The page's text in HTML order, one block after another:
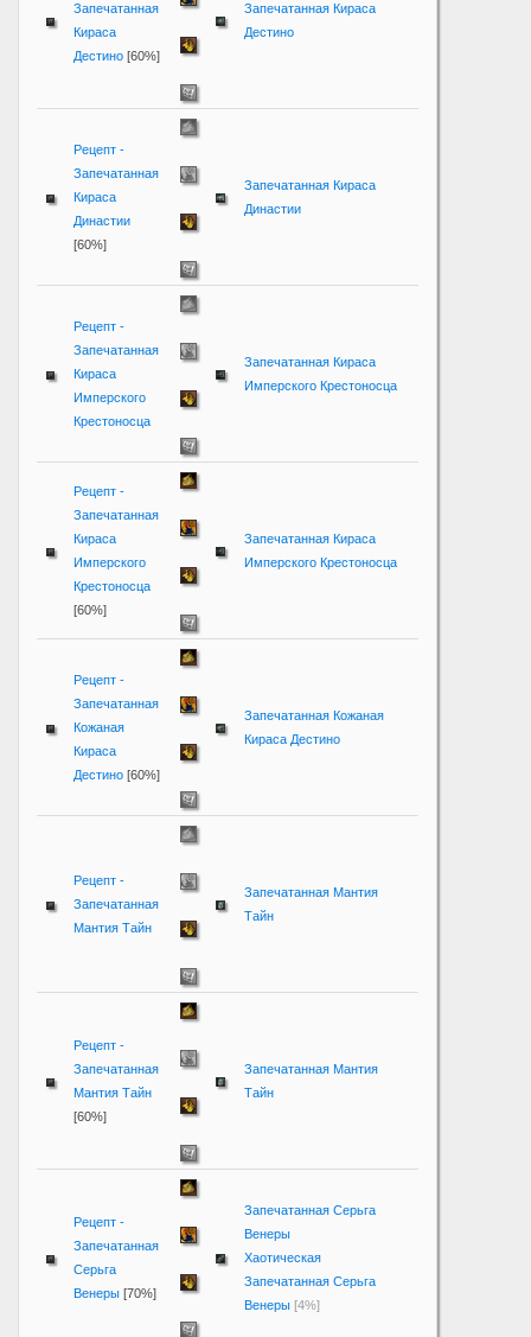
Запечатанная
Кираса
Дестино [60%]
Запечатанная Кираса
Дестино
Рецепт -
Запечатанная
Кираса
Династии
[60%]
Запечатанная Кираса
Династии
Рецепт -
Запечатанная
Кираса
Имперского
Крестоносца
Запечатанная Кираса
Имперского Крестоносца
Рецепт -
Запечатанная
Кираса
Имперского
Крестоносца
[60%]
Запечатанная Кираса
Имперского Крестоносца
Рецепт -
Запечатанная
Кожаная
Кираса
Дестино [60%]
Запечатанная Кожаная
Кираса Дестино
Рецепт -
Запечатанная
Мантия Тайн
Запечатанная Мантия
Тайн
Рецепт -
Запечатанная
Мантия Тайн
[60%]
Запечатанная Мантия
Тайн
Рецепт -
Запечатанная
Серьга
Венеры [70%]
Запечатанная Серьга
Венеры
Хаотическая
Запечатанная Серьга
Венеры [4%]